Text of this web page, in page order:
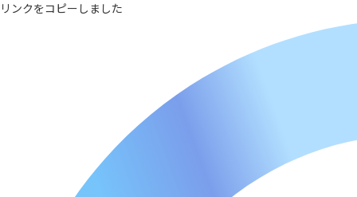
リンクをコピーしました